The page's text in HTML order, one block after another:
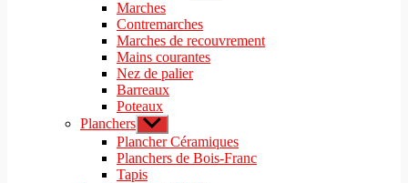
menu
le
menu
Marches
Contremarches
Marches de recouvrement
Mains courantes
Nez de palier
Barreaux
Poteaux
Planchers Afficher
le
sous-
menu
Plancher Céramiques
Planchers de Bois-Franc
Tapis